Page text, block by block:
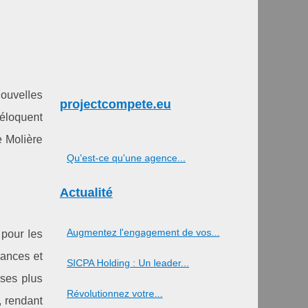
Molière
les
et
plus
rendant
projectcompete.eu
Qu'est-ce qu'une agence...
Actualité
Augmentez l'engagement de vos...
SICPA Holding : Un leader...
Révolutionnez votre...